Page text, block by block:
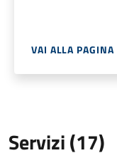
VAI ALLA PAGINA
Servizi (17)